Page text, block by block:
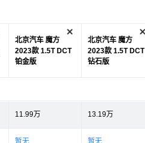
北京汽车 魔方
2023款 1.5T DCT
铂金版
北京汽车 魔方
2023款 1.5T DCT
钻石版
11.99万 13.19万
暂无 暂无